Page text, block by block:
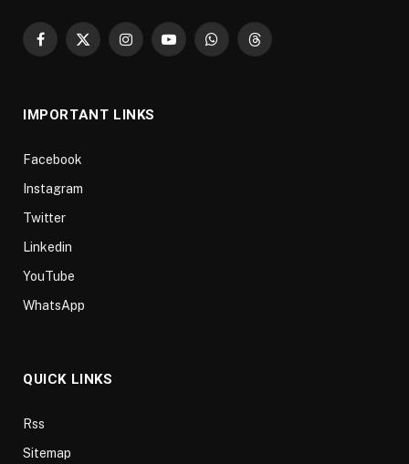
Facebook
X
InstagramYouTubeWhatsAppThreads
IMPORTANT LINKS
Facebook
Instagram
Twitter
Linkedin
YouTube
WhatsApp
QUICK LINKS
Rss
Sitemap